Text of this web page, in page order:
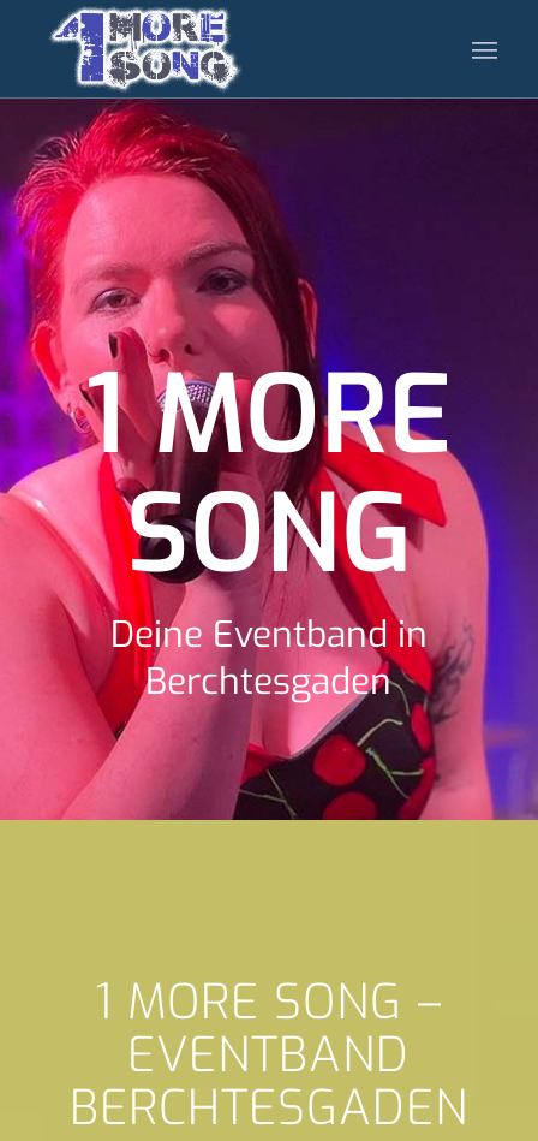
1 MORE
SONG
Deine Eventband in
Berchtesgaden
1 MORE SONG –
EVENTBAND
BERCHTESGADEN